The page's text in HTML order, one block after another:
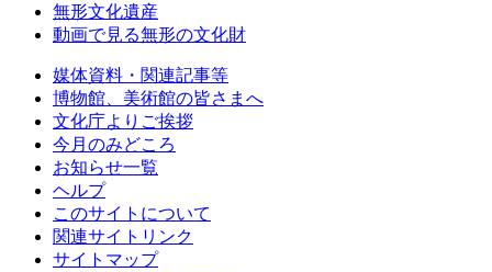
無形文化遺産
動画で見る無形の文化財
媒体資料・関連記事等
博物館、美術館の皆さまへ
文化庁よりご挨拶
今月のみどころ
お知らせ一覧
ヘルプ
このサイトについて
関連サイトリンク
サイトマップ